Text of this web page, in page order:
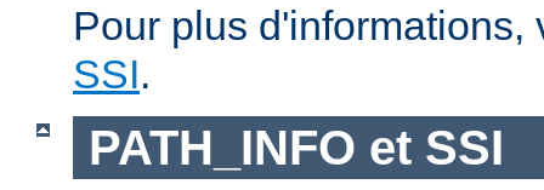
Pour plus
SSI.
PATH_INFO et SSI